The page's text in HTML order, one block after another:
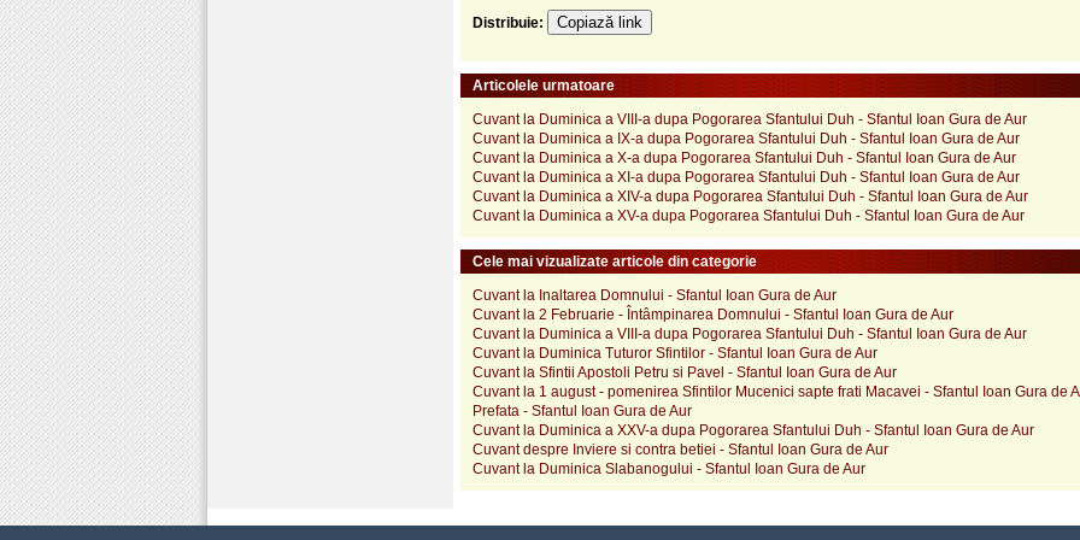
Distribuie: Copiază link
Articolele urmatoare
Cuvant la Duminica a VIII-a dupa Pogorarea Sfantului Duh - Sfantul Ioan Gura de Aur
Cuvant la Duminica a IX-a dupa Pogorarea Sfantului Duh - Sfantul Ioan Gura de Aur
Cuvant la Duminica a X-a dupa Pogorarea Sfantului Duh - Sfantul Ioan Gura de Aur
Cuvant la Duminica a XI-a dupa Pogorarea Sfantului Duh - Sfantul Ioan Gura de Aur
Cuvant la Duminica a XIV-a dupa Pogorarea Sfantului Duh - Sfantul Ioan Gura de Aur
Cuvant la Duminica a XV-a dupa Pogorarea Sfantului Duh - Sfantul Ioan Gura de Aur
Cele mai vizualizate articole din categorie
Cuvant la Inaltarea Domnului - Sfantul Ioan Gura de Aur
Cuvant la 2 Februarie - Întâmpinarea Domnului - Sfantul Ioan Gura de Aur
Cuvant la Duminica a VIII-a dupa Pogorarea Sfantului Duh - Sfantul Ioan Gura de Aur
Cuvant la Duminica Tuturor Sfintilor - Sfantul Ioan Gura de Aur
Cuvant la Sfintii Apostoli Petru si Pavel - Sfantul Ioan Gura de Aur
Cuvant la 1 august - pomenirea Sfintilor Mucenici sapte frati Macavei - Sfantul Ioan Gura de
Prefata - Sfantul Ioan Gura de Aur
Cuvant la Duminica a XXV-a dupa Pogorarea Sfantului Duh - Sfantul Ioan Gura de Aur
Cuvant despre Inviere si contra betiei - Sfantul Ioan Gura de Aur
Cuvant la Duminica Slabanogului - Sfantul Ioan Gura de Aur